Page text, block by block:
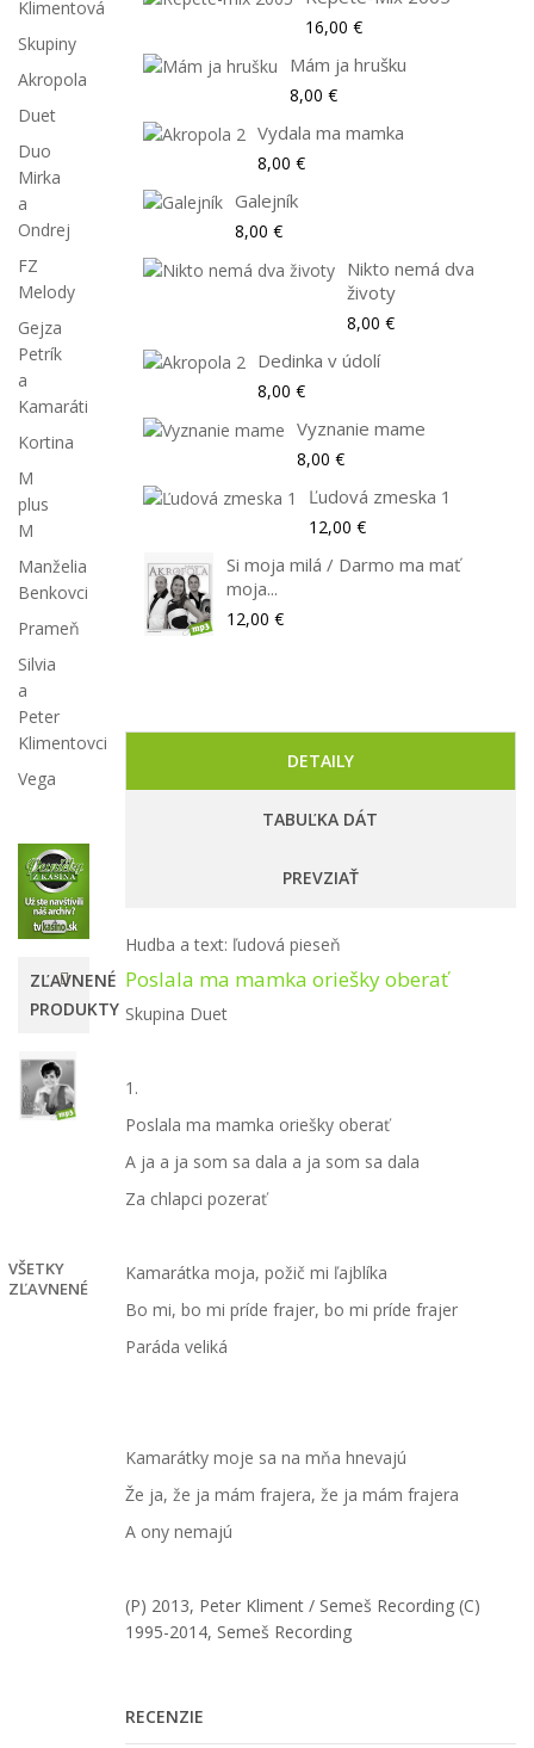
Klimentová
Skupiny
Akropola
Duet
Duo
Mirka
a
Ondrej
FZ
Melody
Gejza
Petrík
a
Kamaráti
Kortina
M
plus
M
Manželia
Benkovci
Prameň
Silvia
a
Peter
Klimentovci
Vega
ZĽAVNENÉ
PRODUKTY
Mária
-25%
16,00
VŠETKY
ZĽAVNENÉ
16,00 €
Mám ja hrušku
8,00 €
Vydala ma mamka
8,00 €
Galejník
8,00 €
Nikto nemá dva
životy
8,00 €
Dedinka v údolí
8,00 €
Vyznanie mame
8,00 €
Ľudová zmeska 1
12,00 €
Si moja milá / Darmo ma mať
moja...
12,00 €
DETAILY
TABUĽKA DÁT
PREVZIAŤ
Hudba a text: ľudová pieseň
Poslala ma mamka oriešky oberať
Skupina Duet
1.
Poslala ma mamka oriešky oberať
A ja a ja som sa dala a ja som sa dala
Za chlapci pozerať
Kamarátka moja, požič mi ľajblíka
Bo mi, bo mi príde frajer, bo mi príde frajer
Paráda veliká
Kamarátky moje sa na mňa hnevajú
Že ja, že ja mám frajera, že ja mám frajera
A ony nemajú
(P) 2013, Peter Kliment / Semeš Recording (C)
1995-2014, Semeš Recording
RECENZIE